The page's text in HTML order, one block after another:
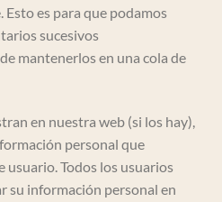
es para que podamos
sucesivos
mantenerlos en una cola de
en nuestra web (si los hay),
personal que
Todos los usuarios
su información personal en